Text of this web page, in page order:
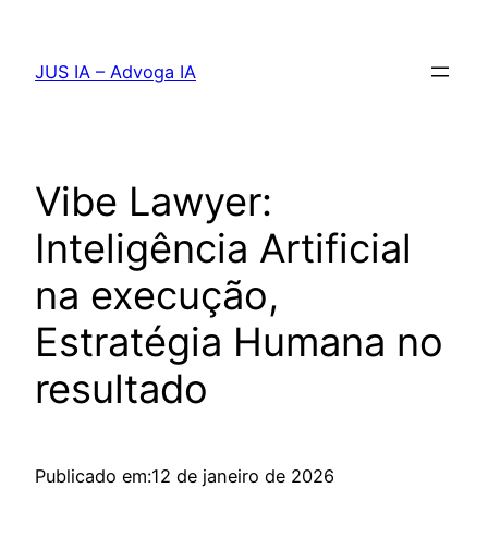
JUS IA – Advoga IA
Vibe Lawyer:
Inteligência Artificial
na execução,
Estratégia Humana no
resultado
Publicado em:12 de janeiro de 2026